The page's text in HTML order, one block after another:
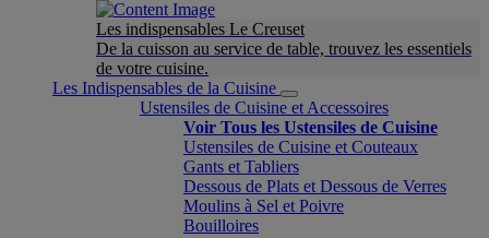
Les indispensables Le Creuset
De la cuisson au service de table, trouvez les essentiels
de votre cuisine.
Les Indispensables de la Cuisine
Ustensiles de Cuisine et Accessoires
Voir Tous les Ustensiles de Cuisine
Ustensiles de Cuisine et Couteaux
Gants et Tabliers
Dessous de Plats et Dessous de Verres
Moulins à Sel et Poivre
Bouilloires